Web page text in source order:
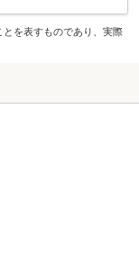
を表すものであり、実際